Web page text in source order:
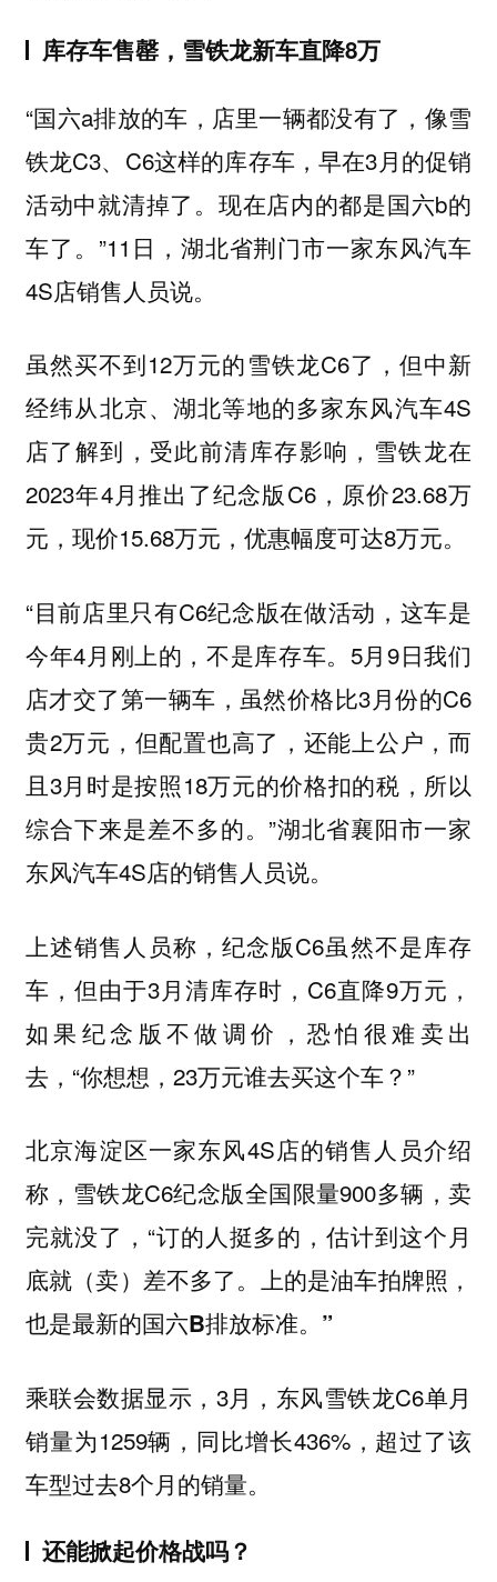
库存车售罄，雪铁龙新车直降8万
“国六a排放的车，店里一辆都没有了，像雪
铁龙C3、C6这样的库存车，早在3月的促销
活动中就清掉了。现在店内的都是国六b的
车了。”11日，湖北省荆门市一家东风汽车
4S店销售人员说。
虽然买不到12万元的雪铁龙C6了，但中新
经纬从北京、湖北等地的多家东风汽车4S
店了解到，受此前清库存影响，雪铁龙在
2023年4月推出了纪念版C6，原价23.68万
元，现价15.68万元，优惠幅度可达8万元。
“目前店里只有C6纪念版在做活动，这车是
今年4月刚上的，不是库存车。5月9日我们
店才交了第一辆车，虽然价格比3月份的C6
贵2万元，但配置也高了，还能上公户，而
且3月时是按照18万元的价格扣的税，所以
综合下来是差不多的。”湖北省襄阳市一家
东风汽车4S店的销售人员说。
上述销售人员称，纪念版C6虽然不是库存
车，但由于3月清库存时，C6直降9万元，
如果纪念版不做调价，恐怕很难卖出
去，“你想想，23万元谁去买这个车？”
北京海淀区一家东风4S店的销售人员介绍
称，雪铁龙C6纪念版全国限量900多辆，卖
完就没了，“订的人挺多的，估计到这个月
底就（卖）差不多了。 上的是油车拍牌照，
也是最新的国六B排放标准。”
乘联会数据显示，3月，东风雪铁龙C6单月
销量为1259辆，同比增长436%，超过了该
车型过去8个月的销量。
还能掀起价格战吗？